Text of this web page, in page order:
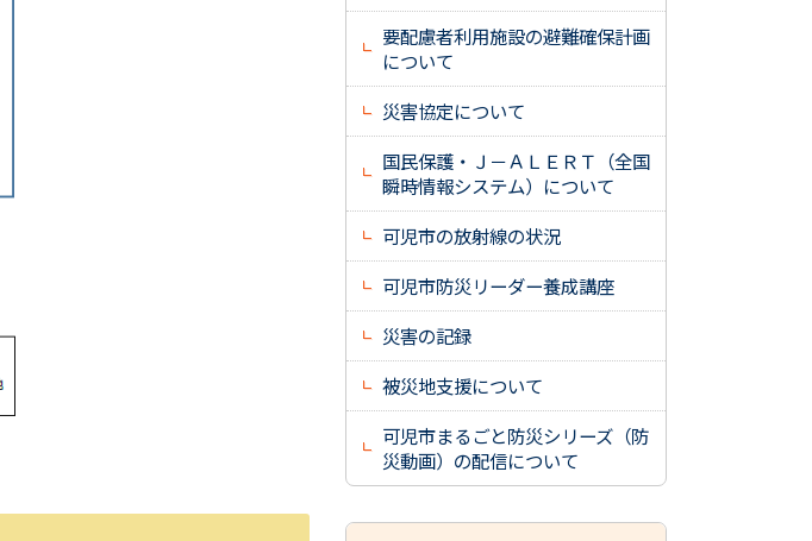
要配慮者利用施設の避難確保計画
について
災害協定について
国民保護・Ｊ－ＡＬＥＲＴ（全国
瞬時情報システム）について
可児市の放射線の状況
可児市防災リーダー養成講座
災害の記録
被災地支援について
可児市まるごと防災シリーズ（防
災動画）の配信について